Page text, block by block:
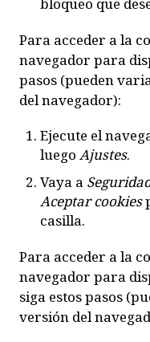
bloqueo que
Para acceder a la
navegador para
pasos (pueden
del navegador):
Ejecute el
luego Ajustes.
Vaya a
Aceptar cookies
casilla.
Para acceder a la
navegador para
siga estos pasos
versión del